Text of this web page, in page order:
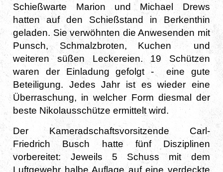
Schießwarte Marion und Michael Drews
hatten auf den Schießstand in Berkenthin
geladen. Sie verwöhnten die Anwesenden mit
Punsch, Schmalzbroten, Kuchen und
weiteren süßen Leckereien. 19 Schützen
waren der Einladung gefolgt - eine gute
Beteiligung. Jedes Jahr ist es wieder eine
Überraschung, in welcher Form diesmal der
beste Nikolausschütze ermittelt wird.
Der Kameradschaftsvorsitzende Carl-
Friedrich Busch hatte fünf Disziplinen
vorbereitet: Jeweils 5 Schuss mit dem